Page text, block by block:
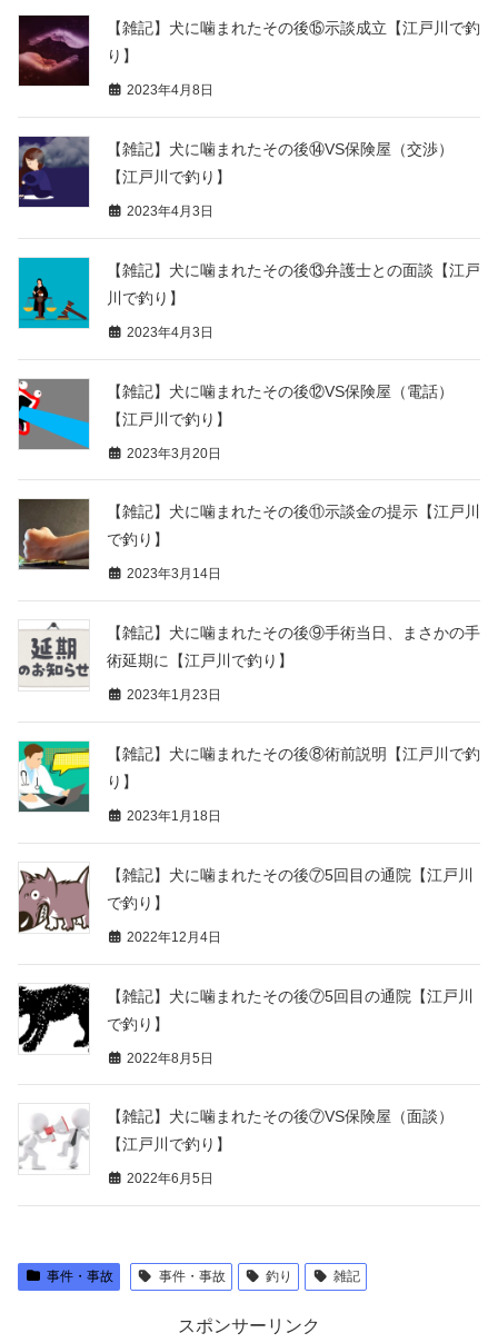
【雑記】犬に噛まれたその後⑮示談成立【江戸川で釣
り】
2023年4月8日
【雑記】犬に噛まれたその後⑭VS保険屋（交渉）
【江戸川で釣り】
2023年4月3日
【雑記】犬に噛まれたその後⑬弁護士との面談【江戸
川で釣り】
2023年4月3日
【雑記】犬に噛まれたその後⑫VS保険屋（電話）
【江戸川で釣り】
2023年3月20日
【雑記】犬に噛まれたその後⑪示談金の提示【江戸川
で釣り】
2023年3月14日
【雑記】犬に噛まれたその後⑨手術当日、まさかの手
術延期に【江戸川で釣り】
2023年1月23日
【雑記】犬に噛まれたその後⑧術前説明【江戸川で釣
り】
2023年1月18日
【雑記】犬に噛まれたその後⑦5回目の通院【江戸川
で釣り】
2022年12月4日
【雑記】犬に噛まれたその後⑦5回目の通院【江戸川
で釣り】
2022年8月5日
【雑記】犬に噛まれたその後⑦VS保険屋（面談）
【江戸川で釣り】
2022年6月5日
事件・事故 事件・事故 釣り 雑記
スポンサーリンク